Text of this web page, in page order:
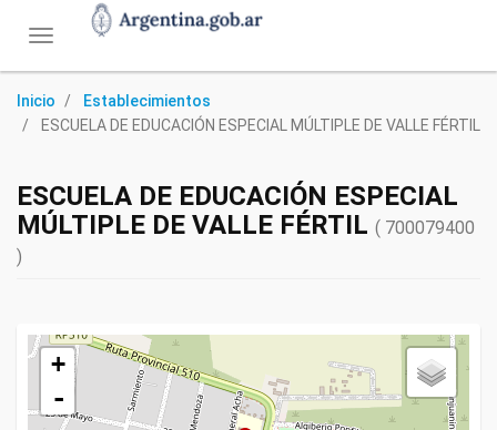
Toggle
Inicio
Establecimientos
ESCUELA DE EDUCACIÓN ESPECIAL MÚLTIPLE DE VALLE FÉRTIL
ESCUELA DE EDUCACIÓN ESPECIAL
MÚLTIPLE DE VALLE FÉRTIL ( 700079400
)
+
-